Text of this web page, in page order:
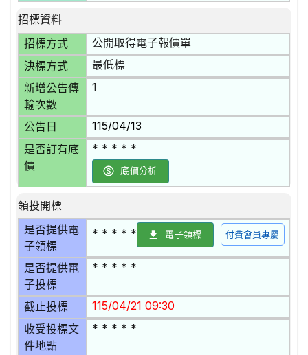
招標資料
招標方式
公開取得電子報價單
決標方式 最低標
新增公告傳
輸次數
1
公告日 115/04/13
是否訂有底
價
* * * * *
底價分析
領投開標
是否提供電
子領標
* * * * * 電子領標 付費會員專屬
是否提供電
子投標
* * * * *
截止投標 115/04/21 09:30
收受投標文
件地點
* * * * *